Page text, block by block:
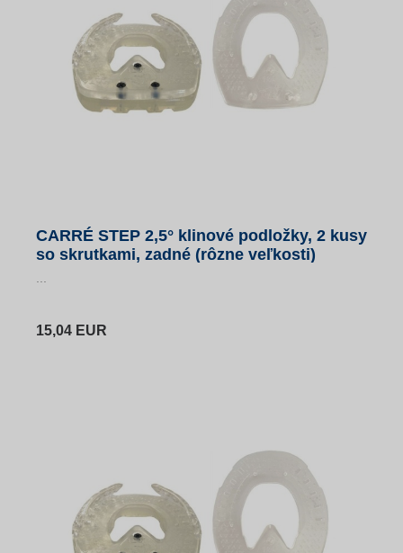
CARRÉ STEP 2,5° klinové podložky, 2 kusy
so skrutkami, zadné (rôzne veľkosti)
15,04 EUR